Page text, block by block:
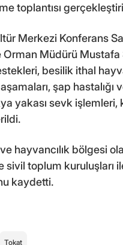
toplantısı
Merkezi Konferans
Orman Müdürü Mustafa
besilik ithal
şap hastalığı
yakası sevk işlemleri,
hayvancılık bölgesi
sivil toplum kuruluşları
kaydetti.
Tokat